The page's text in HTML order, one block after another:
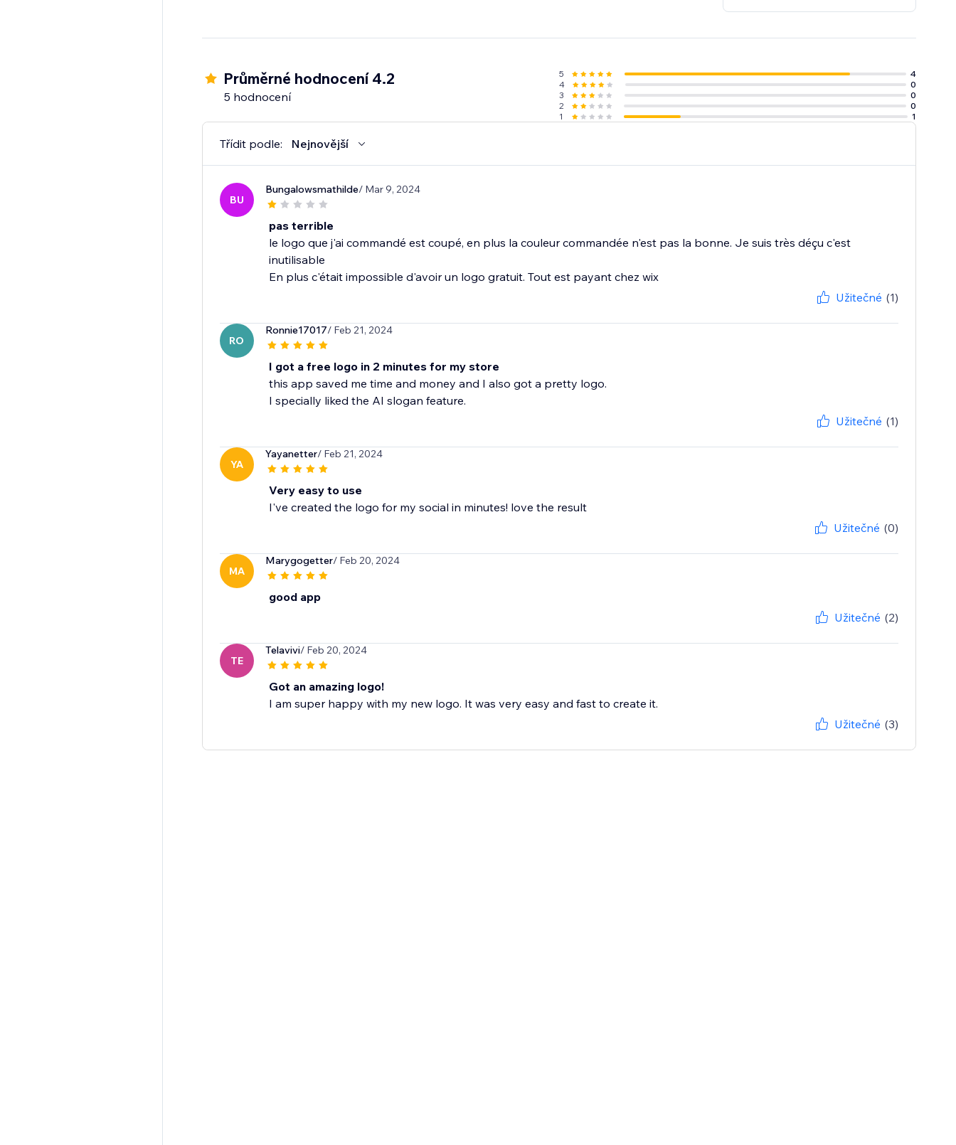
Průměrné hodnocení 4.2
5 hodnocení
5
4
4
0
3
0
2
0
1
1
Třídit podle: Nejnovější
BU
Bungalowsmathilde/ Mar 9, 2024
pas terrible
le logo que j'ai commandé est coupé, en plus la couleur commandée n'est pas la bonne. Je suis très déçu c'est
inutilisable
En plus c'était impossible d'avoir un logo gratuit. Tout est payant chez wix
Užitečné (1)
RO
Ronnie17017/ Feb 21, 2024
I got a free logo in 2 minutes for my store
this app saved me time and money and I also got a pretty logo.
I specially liked the AI slogan feature.
Užitečné (1)
YA
Yayanetter/ Feb 21, 2024
Very easy to use
I've created the logo for my social in minutes! love the result
Užitečné (0)
MA
Marygogetter/ Feb 20, 2024
good app
Užitečné (2)
TE
Telavivi/ Feb 20, 2024
Got an amazing logo!
I am super happy with my new logo. It was very easy and fast to create it.
Užitečné (3)